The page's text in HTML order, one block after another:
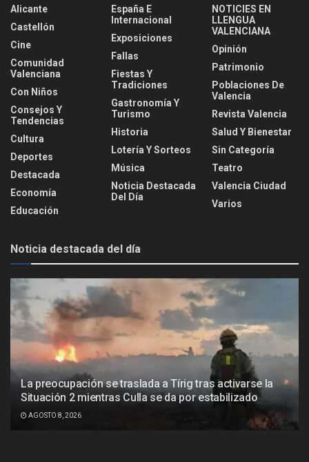
Alicante
Castellón
Cine
Comunidad
Valenciana
Con Niños
Consejos Y
Tendencias
Cultura
Deportes
Destacada
Economía
Educación
España E
Internacional
Exposiciones
Fallas
Fiestas Y
Tradiciones
Gastronomía Y
Turismo
Historia
Lotería Y Sorteos
Música
Noticia Destacada
Del Día
NOTICIES EN
LLENGUA
VALENCIANA
Opinión
Patrimonio
Poblaciones De
Valencia
Revista Valencia
Salud Y Bienestar
Sin Categoría
Teatro
Valencia Ciudad
Varios
Noticia destacada del día
La preocupación se traslada a Tírig tras activarse la
Situación 2 mientras Culla se da por estabilizado
AGOSTO 8, 2026